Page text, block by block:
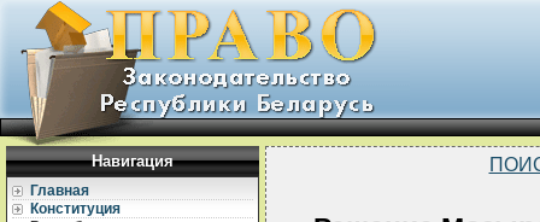
Навигация
Главная
Конституция